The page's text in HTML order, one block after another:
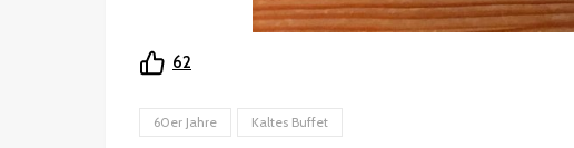
62
60er Jahre Kaltes Buffet